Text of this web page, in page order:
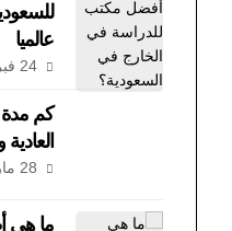
عالميا
24 فبراير، 2025
كم مدة
28 مارس، 2026
ما هي